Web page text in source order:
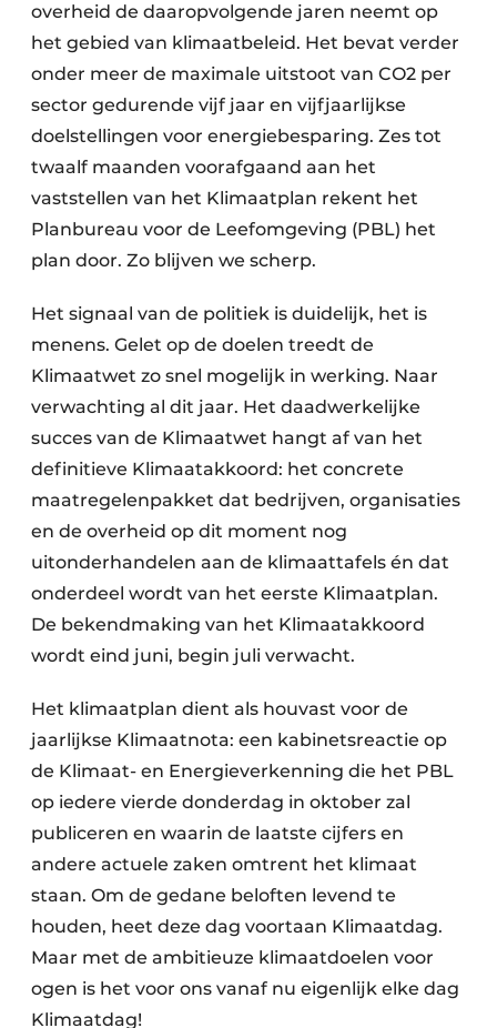
overheid de daaropvolgende jaren neemt op
het gebied van klimaatbeleid. Het bevat verder
onder meer de maximale uitstoot van CO2 per
sector gedurende vijf jaar en vijfjaarlijkse
doelstellingen voor energiebesparing. Zes tot
twaalf maanden voorafgaand aan het
vaststellen van het Klimaatplan rekent het
Planbureau voor de Leefomgeving (PBL) het
plan door. Zo blijven we scherp.
Het signaal van de politiek is duidelijk, het is
menens. Gelet op de doelen treedt de
Klimaatwet zo snel mogelijk in werking. Naar
verwachting al dit jaar. Het daadwerkelijke
succes van de Klimaatwet hangt af van het
definitieve Klimaatakkoord: het concrete
maatregelenpakket dat bedrijven, organisaties
en de overheid op dit moment nog
uitonderhandelen aan de klimaattafels én dat
onderdeel wordt van het eerste Klimaatplan.
De bekendmaking van het Klimaatakkoord
wordt eind juni, begin juli verwacht.
Het klimaatplan dient als houvast voor de
jaarlijkse Klimaatnota: een kabinetsreactie op
de Klimaat- en Energieverkenning die het PBL
op iedere vierde donderdag in oktober zal
publiceren en waarin de laatste cijfers en
andere actuele zaken omtrent het klimaat
staan. Om de gedane beloften levend te
houden, heet deze dag voortaan Klimaatdag.
Maar met de ambitieuze klimaatdoelen voor
ogen is het voor ons vanaf nu eigenlijk elke dag
Klimaatdag!